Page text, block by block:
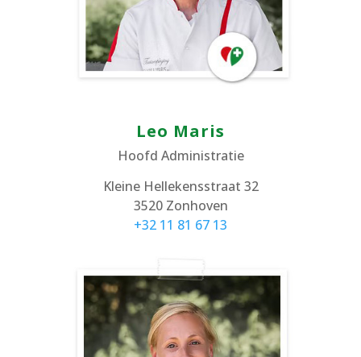
Leo Maris
Hoofd Administratie
Kleine Hellekensstraat 32
3520 Zonhoven
+32 11 81 67 13